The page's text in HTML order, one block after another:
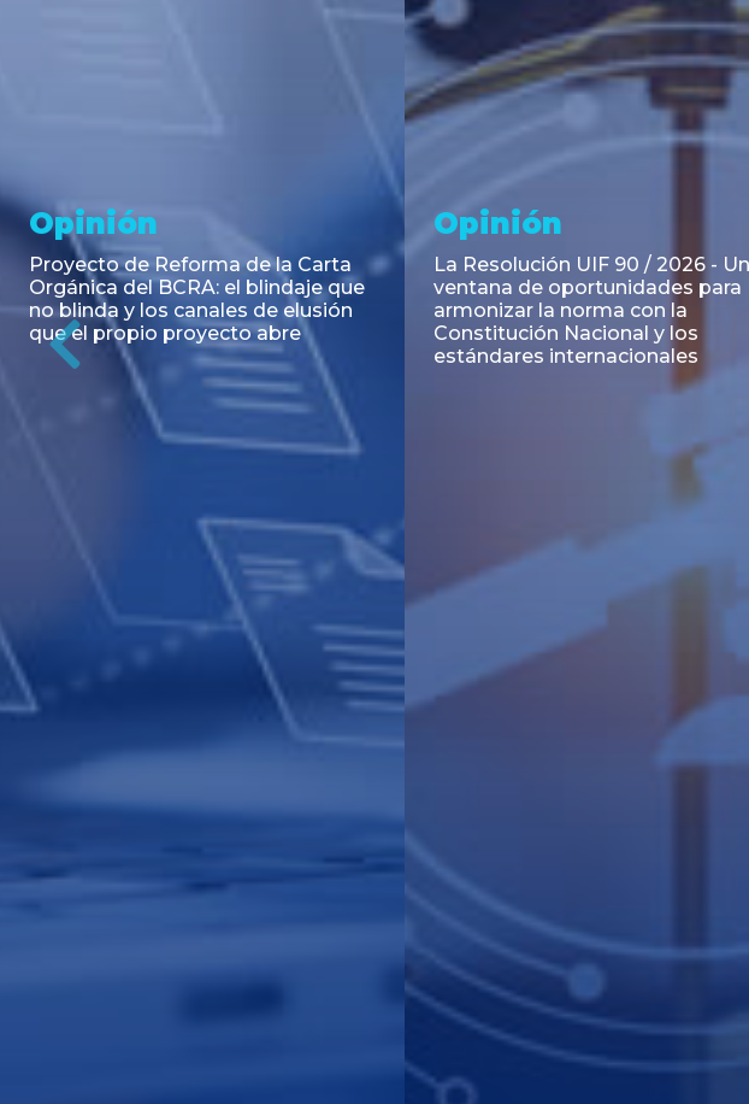
Noticia
RESOLUCIÓN 271/2026 de la
SECRETARIA DE COORDINACIÓN
DE PRODUCCIÓN: Actualización y
unificación de las advertencias
obligatorias en la publicidad de
juegos y apuestas en...
Asesoramiento y
Transacciones
Emisión de Obligaciones
Negociables Clase E de Central
Puerto S.A. por un Valor Nominal
de U$S 98.897.303
Previous